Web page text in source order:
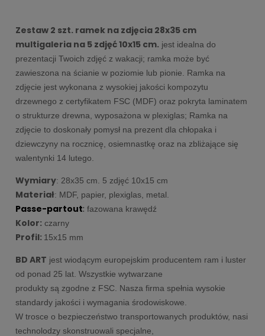
Zestaw 2 szt. ramek na zdjęcia 28x35 cm
multigaleria na 5 zdjęć 10x15 cm. jest idealna do
prezentacji Twoich zdjęć z wakacji; ramka może być
zawieszona na ścianie w poziomie lub pionie. Ramka na
zdjęcie jest wykonana z wysokiej jakości kompozytu
drzewnego z certyfikatem FSC (MDF) oraz pokryta laminatem
o strukturze drewna, wyposażona w plexiglas; Ramka na
zdjęcie to doskonały pomysł na prezent dla chłopaka i
dziewczyny na rocznicę, osiemnastkę oraz na zbliżające się
walentynki 14 lutego.
Wymiary: 28x35 cm. 5 zdjęć 10x15 cm
Materiał: MDF, papier, plexiglas, metal.
Passe-partout: fazowana krawędź
Kolor: czarny
Profil: 15x15 mm
BD ART jest wiodącym europejskim producentem ram i luster
od ponad 25 lat. Wszystkie wytwarzane
produkty są zgodne z FSC. Nasza firma spełnia wysokie
standardy jakości i wymagania środowiskowe.
W trosce o bezpieczeństwo transportowanych produktów, nasi
technolodzy skonstruowali specjalne,